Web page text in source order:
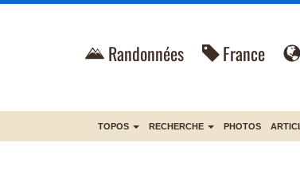
Randonnées France
TOPOS RECHERCHE PHOTOS